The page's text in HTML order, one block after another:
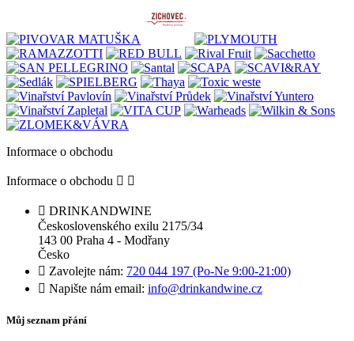
Informace o obchodu
Informace o obchodu  
 DRINKANDWINE
Československého exilu 2175/34
143 00 Praha 4 - Modřany
Česko
 Zavolejte nám: 720 044 197 (Po-Ne 9:00-21:00)
 Napište nám email: info@drinkandwine.cz
Můj seznam přání